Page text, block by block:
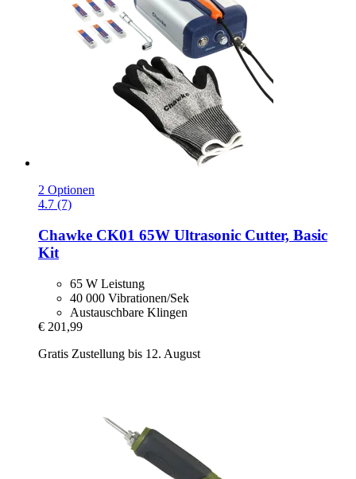
2 Optionen
4.7 (7)
Chawke CK01 65W Ultrasonic Cutter, Basic
Kit
65 W Leistung
40 000 Vibrationen/Sek
Austauschbare Klingen
€ 201,99
Gratis Zustellung bis 12. August